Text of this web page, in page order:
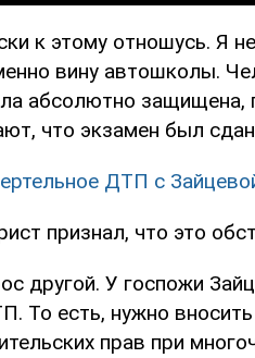
к этому отношусь. Я
вину автошколы.
абсолютно защищена,
что экзамен был
ДТП с
признал, что это
другой. У госпожи
То есть, нужно
прав при